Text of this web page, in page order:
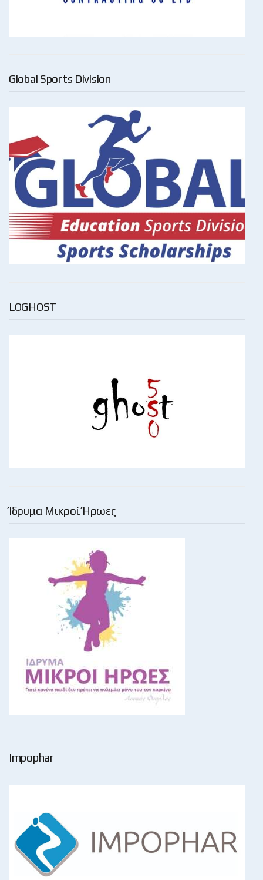
Global Sports Division
LOGHOST
Ίδρυμα Μικροί Ήρωες
Impophar